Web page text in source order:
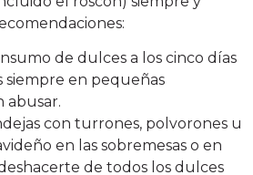
de dulces a los cinco días
siempre en pequeñas
abusar.
con turrones, polvorones u
en las sobremesas o en
de todos los dulces